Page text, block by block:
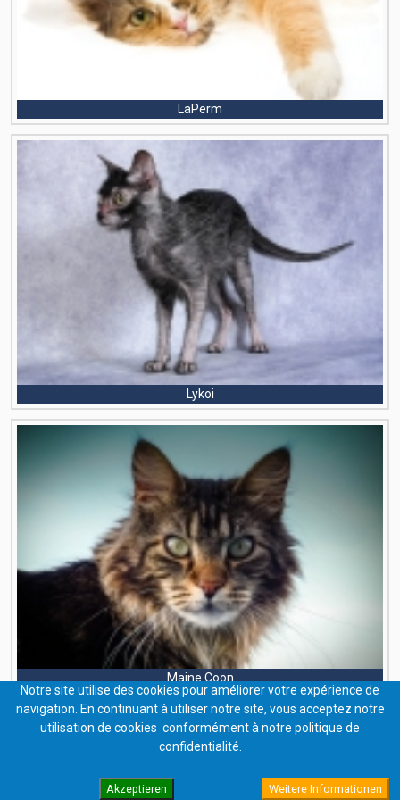
LaPerm
Lykoi
Maine Coon
Notre site utilise des cookies pour améliorer votre expérience de
navigation. En continuant à utiliser notre site, vous acceptez notre
utilisation de cookies conformément à notre politique de
confidentialité.
Akzeptieren Weitere Informationen